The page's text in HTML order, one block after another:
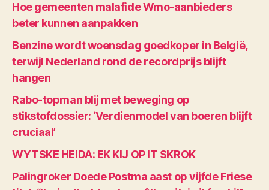
Hoe gemeenten malafide Wmo-aanbieders
beter kunnen aanpakken
Benzine wordt woensdag goedkoper in België,
terwijl Nederland rond de recordprijs blijft
hangen
Rabo-topman blij met beweging op
stikstofdossier: ‘Verdienmodel van boeren blijft
cruciaal’
WYTSKE HEIDA: EK KIJ OP IT SKROK
Palingroker Doede Postma aast op vijfde Friese